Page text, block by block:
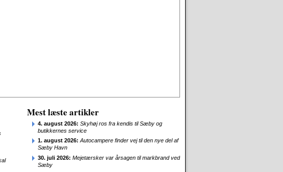
Mest læste artikler
4. august 2026: Skyhøj ros fra kendis til Sæby og
butikkernes service
1. august 2026: Autocampere finder vej til den nye del af
Sæby Havn
30. juli 2026: Mejetærsker var årsagen til markbrand ved
Sæby